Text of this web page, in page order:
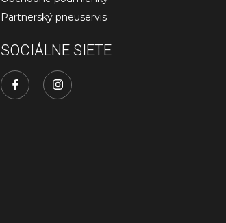
Partnerský pneuservis
SOCIÁLNE SIETE